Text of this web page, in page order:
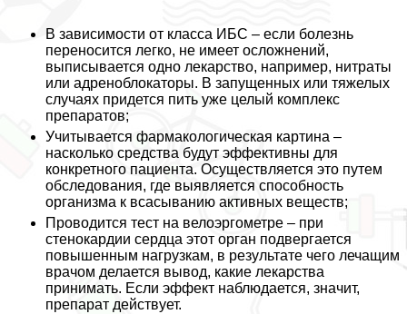
В зависимости от класса ИБС – если болезнь
переносится легко, не имеет осложнений,
выписывается одно лекарство, например, нитраты
или адреноблокаторы. В запущенных или тяжелых
случаях придется пить уже целый комплекс
препаратов;
Учитывается фармакологическая картина –
насколько средства будут эффективны для
конкретного пациента. Осуществляется это путем
обследования, где выявляется способность
организма к всасыванию активных веществ;
Проводится тест на велоэргометре – при
стенокардии сердца этот орган подвергается
повышенным нагрузкам, в результате чего лечащим
врачом делается вывод, какие лекарства
принимать. Если эффект наблюдается, значит,
препарат действует.